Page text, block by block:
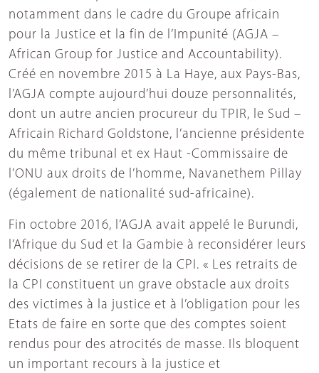
notamment dans le cadre du Groupe africain
pour la Justice et la fin de l’Impunité (AGJA –
African Group for Justice and Accountability).
Créé en novembre 2015 à La Haye, aux Pays-Bas,
l’AGJA compte aujourd’hui douze personnalités,
dont un autre ancien procureur du TPIR, le Sud –
Africain Richard Goldstone, l’ancienne présidente
du même tribunal et ex Haut -Commissaire de
l’ONU aux droits de l’homme, Navanethem Pillay
(également de nationalité sud-africaine).
Fin octobre 2016, l’AGJA avait appelé le Burundi,
l’Afrique du Sud et la Gambie à reconsidérer leurs
décisions de se retirer de la CPI. « Les retraits de
la CPI constituent un grave obstacle aux droits
des victimes à la justice et à l’obligation pour les
Etats de faire en sorte que des comptes soient
rendus pour des atrocités de masse. Ils bloquent
un important recours à la justice et